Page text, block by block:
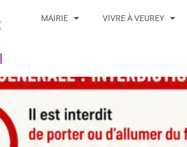
MAIRIE VIVRE À VEUREY